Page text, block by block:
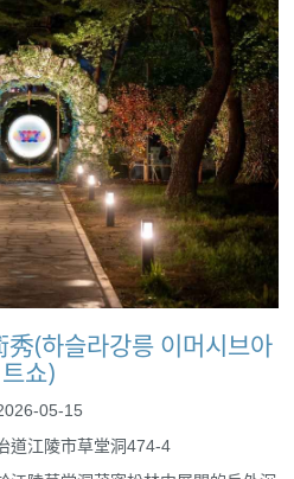
(하슬라강릉 이머시브아
트쇼)
05-15
道江陵市草堂洞474-4